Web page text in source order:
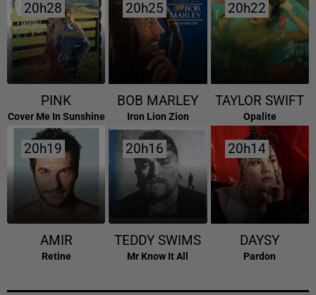
20h28
20h28
PINK
Cover Me In Sunshine
20h25
20h25
BOB MARLEY
Iron Lion Zion
20h22
20h22
TAYLOR SWIFT
Opalite
20h19
20h19
AMIR
Retine
20h16
20h16
TEDDY SWIMS
Mr Know It All
20h14
20h14
DAYSY
Pardon